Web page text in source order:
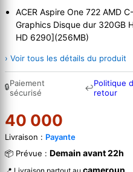
ACER Aspire One 722 AMD
Graphics Disque dur 320GB
HD 6290](256MB)
› Voir tous les détails du produit
🔒Paiement
sécurisé
↩Politique
retour
40 000
Livraison : Payante
📦 Prévue : Demain avant 22h